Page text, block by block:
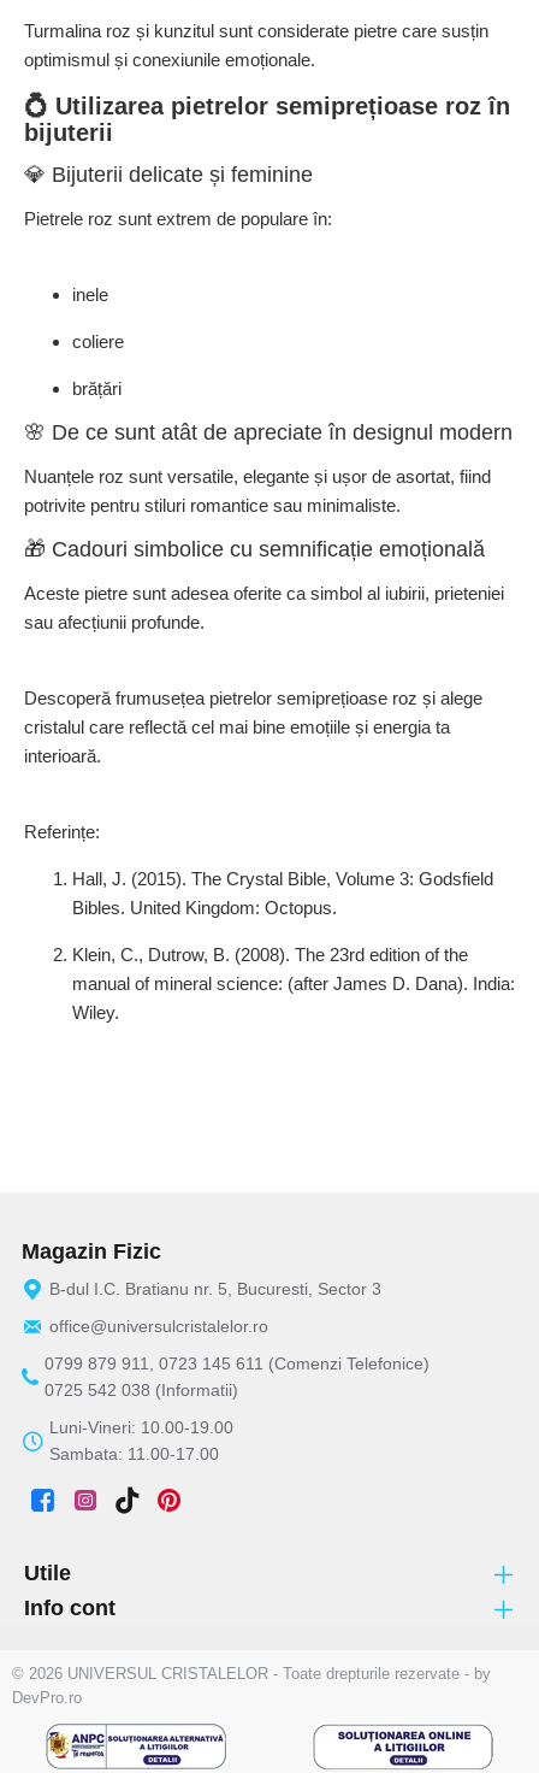
Turmalina roz și kunzitul sunt considerate pietre care susțin
optimismul și conexiunile emoționale.
💍 Utilizarea pietrelor semiprețioase roz în
bijuterii
💎 Bijuterii delicate și feminine
Pietrele roz sunt extrem de populare în:
inele
coliere
brățări
🌸 De ce sunt atât de apreciate în designul modern
Nuanțele roz sunt versatile, elegante și ușor de asortat, fiind
potrivite pentru stiluri romantice sau minimaliste.
🎁 Cadouri simbolice cu semnificație emoțională
Aceste pietre sunt adesea oferite ca simbol al iubirii, prieteniei
sau afecțiunii profunde.
Descoperă frumusețea pietrelor semiprețioase roz și alege
cristalul care reflectă cel mai bine emoțiile și energia ta
interioară.
Referințe:
Hall, J. (2015). The Crystal Bible, Volume 3: Godsfield
Bibles. United Kingdom: Octopus.
Klein, C., Dutrow, B. (2008). The 23rd edition of the
manual of mineral science: (after James D. Dana). India:
Wiley.
Magazin Fizic
B-dul I.C. Bratianu nr. 5, Bucuresti, Sector 3
office@universulcristalelor.ro
0799 879 911, 0723 145 611 (Comenzi Telefonice)
0725 542 038 (Informatii)
Luni-Vineri: 10.00-19.00
Sambata: 11.00-17.00
Utile
Info cont
© 2026 UNIVERSUL CRISTALELOR - Toate drepturile rezervate - by
DevPro.ro